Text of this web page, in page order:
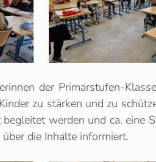
der Primarstufen-
zu stärken und zu
werden und ca. eine
die Inhalte informiert.